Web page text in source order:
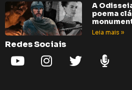
A
poema
Leia mais »
Redes Sociais